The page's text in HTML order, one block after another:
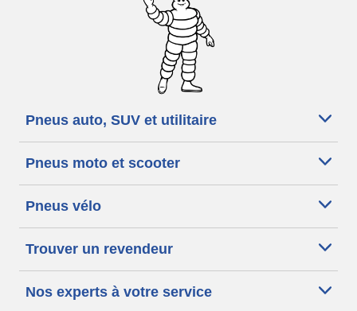
Pneus auto, SUV et utilitaire
Pneus moto et scooter
Pneus vélo
Trouver un revendeur
Nos experts à votre service